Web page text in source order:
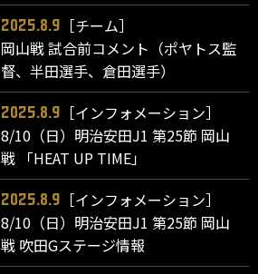
2025.8.9
［チーム］
岡山戦 試合前コメント（ポヤトス監
督、半田選手、倉田選手）
2025.8.9
［インフォメーション］
8/10（日）明治安田J1 第25節 岡山
戦 「HEAT UP TIME」
2025.8.9
［インフォメーション］
8/10（日）明治安田J1 第25節 岡山
戦 吹田Gステージ情報